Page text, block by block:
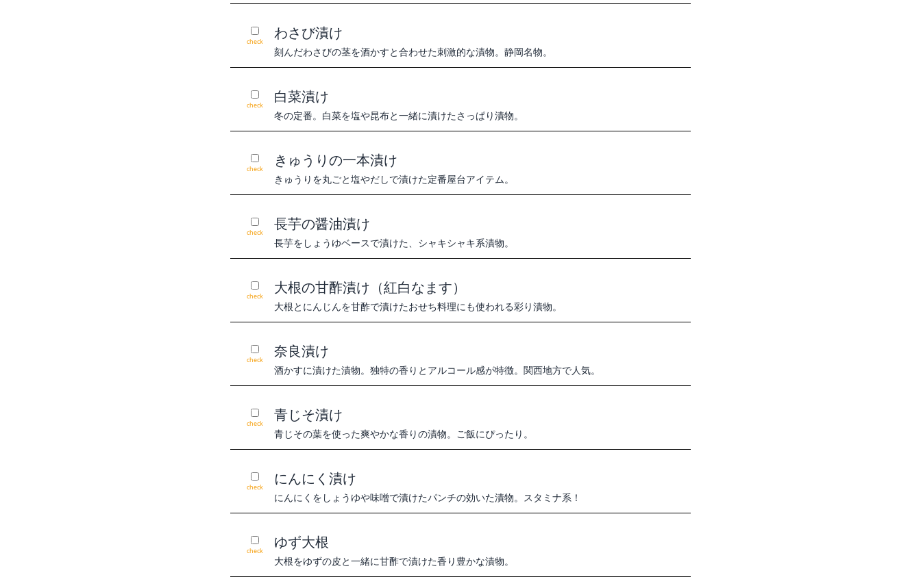
check わさび漬け
刻んだわさびの茎を酒かすと合わせた刺激的な漬物。静岡名物。
check 白菜漬け
冬の定番。白菜を塩や昆布と一緒に漬けたさっぱり漬物。
check きゅうりの一本漬け
きゅうりを丸ごと塩やだしで漬けた定番屋台アイテム。
check 長芋の醤油漬け
長芋をしょうゆベースで漬けた、シャキシャキ系漬物。
check 大根の甘酢漬け（紅白なます）
大根とにんじんを甘酢で漬けたおせち料理にも使われる彩り漬物。
check 奈良漬け
酒かすに漬けた漬物。独特の香りとアルコール感が特徴。関西地方で人気。
check 青じそ漬け
青じその葉を使った爽やかな香りの漬物。ご飯にぴったり。
check にんにく漬け
にんにくをしょうゆや味噌で漬けたパンチの効いた漬物。スタミナ系！
check ゆず大根
大根をゆずの皮と一緒に甘酢で漬けた香り豊かな漬物。